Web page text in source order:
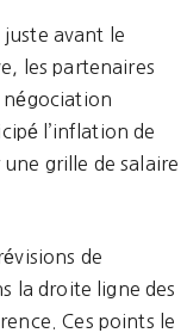
juste avant le
les partenaires
négociation
l’inflation de
grille de salaire
de
la droite ligne des
Ces points le